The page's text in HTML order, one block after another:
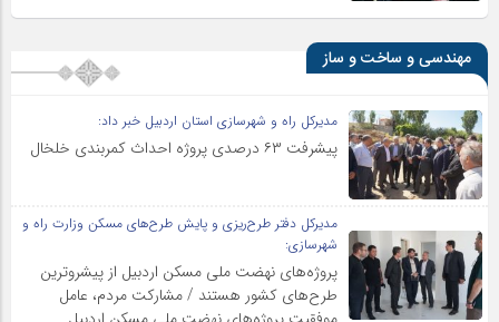
مهندسی و ساخت و ساز
مدیرکل راه و شهرسازی استان اردبیل خبر داد:
پیشرفت ۶۳ درصدی پروژه احداث کمربندی خلخال
مدیرکل دفتر طرح‌ریزی و پایش طرح‌های مسکن وزارت راه و
شهرسازی:
پروژه‌های نهضت ملی مسکن اردبیل از پیشروترین
طرح‌های کشور هستند / مشارکت مردم، عامل